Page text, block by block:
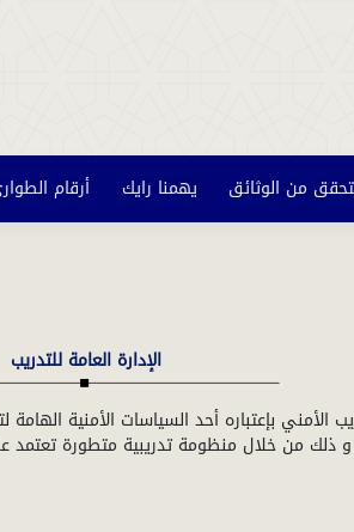
من الوثائق يهمنا رايك أرقام
الإدارة العامة للتدريب
الأمني بإعتباره أحد السياسات الأمنية الهامة
و ذلك من خلال منظومة تدريبية متطورة